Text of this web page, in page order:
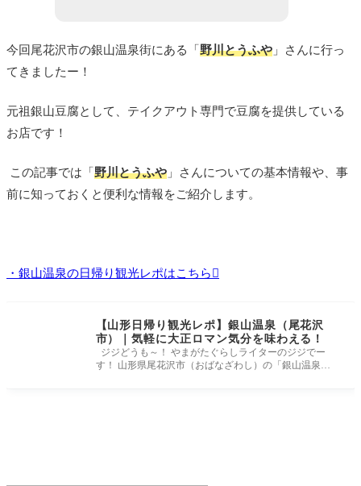
今回尾花沢市の銀山温泉街にある「 野川とうふや 」さんに行っ
てきましたー！
元祖銀山豆腐として、テイクアウト専門で豆腐を提供している
お店です！
この記事では「 野川とうふや 」さんについての基本情報や、事
前に知っておくと便利な情報をご紹介します。
・銀山温泉の日帰り観光レポはこちら
【山形日帰り観光レポ】銀山温泉（尾花沢
市）｜気軽に大正ロマン気分を味わえる！
ジジどうも～！ やまがたぐらしライターのジジでー
す！ 山形県尾花沢市（おばなざわし）の「銀山温泉」